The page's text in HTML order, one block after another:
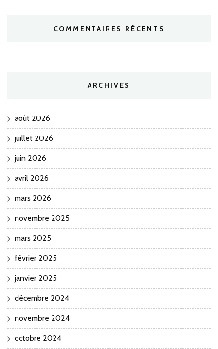
COMMENTAIRES RÉCENTS
ARCHIVES
août 2026
juillet 2026
juin 2026
avril 2026
mars 2026
novembre 2025
mars 2025
février 2025
janvier 2025
décembre 2024
novembre 2024
octobre 2024